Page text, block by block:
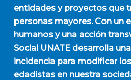
entidades y proyectos que
personas mayores. Con un
humanos y una acción
Social UNATE desarrolla
incidencia para modificar
edadistas en nuestra